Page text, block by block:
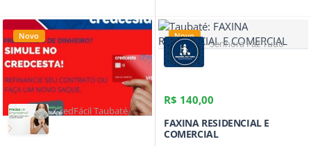
Novo
CredFácil Taubaté
Novo
Senhora Faz Tudo
R$ 140,00
FAXINA RESIDENCIAL E
COMERCIAL